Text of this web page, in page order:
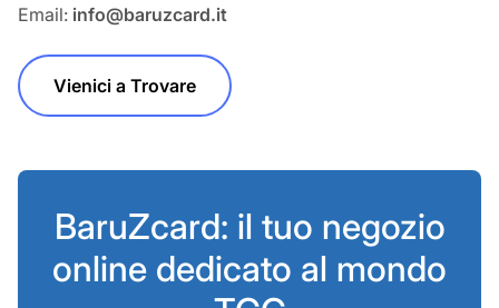
Email: info@baruzcard.it
Vienici a Trovare
BaruZcard: il tuo negozio
online dedicato al mondo